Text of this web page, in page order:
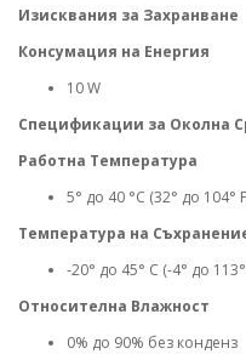
Изисквания за Захранване
Консумация на Енергия
10 W
Спецификации за Околна
Работна Температура
5° до 40 °C (32° до 104°
Температура на
-20° до 45° C (-4° до
Относителна Влажност
0% до 90% без конденз